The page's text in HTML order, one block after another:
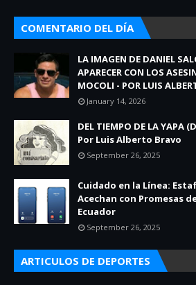
COMENTARIO DEL DÍA
LA IMAGEN DE DANIEL
APARECER CON LOS
MOCOLI - POR LUIS
January 14, 2026
DEL TIEMPO DE LA YAPA
Por Luis Alberto Bravo
September 26, 2025
Cuidado en la Línea:
Acechan con Promesas
Ecuador
September 26, 2025
ARTICULOS DE DEPORTES